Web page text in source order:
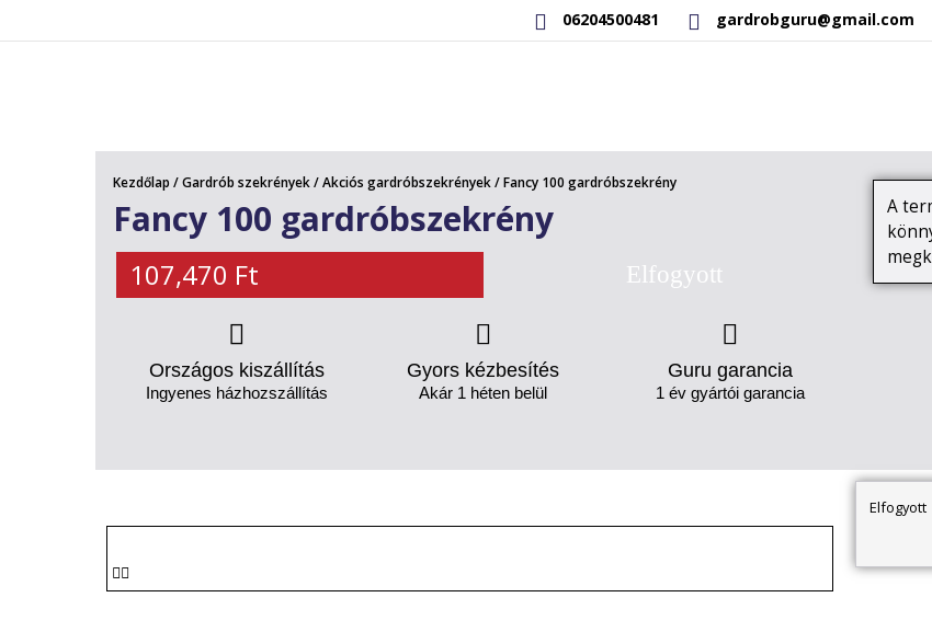
06204500481 gardrobguru@gmail.com
Kezdőlap /Gardrób szekrények/Akciós gardróbszekrények/ Fancy 100 gardróbszekrény
Fancy 100 gardróbszekrény
107,470 Ft Elfogyott
Országos kiszállítás
Ingyenes házhozszállítás
Gyors kézbesítés
Akár 1 héten belül
Guru garancia
1 év gyártói garancia
A
Elfogyott